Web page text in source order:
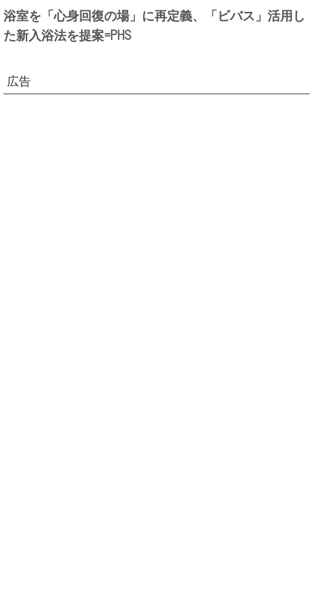
浴室を「心身回復の場」に再定義、「ビバス」活用し
た新入浴法を提案=PHS
広告